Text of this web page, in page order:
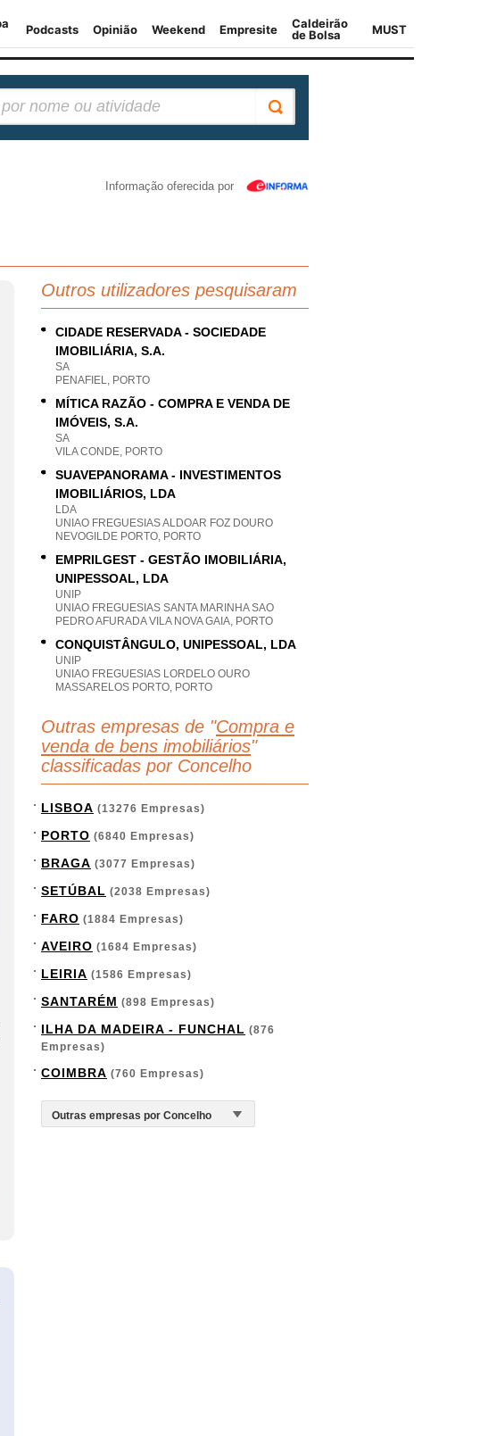
Informação oferecida por
Outros utilizadores pesquisaram
CIDADE RESERVADA - SOCIEDADE
IMOBILIÁRIA, S.A.
SA
PENAFIEL, PORTO
MÍTICA RAZÃO - COMPRA E VENDA DE
IMÓVEIS, S.A.
SA
VILA CONDE, PORTO
SUAVEPANORAMA - INVESTIMENTOS
IMOBILIÁRIOS, LDA
LDA
UNIAO FREGUESIAS ALDOAR FOZ DOURO
NEVOGILDE PORTO, PORTO
EMPRILGEST - GESTÃO IMOBILIÁRIA,
UNIPESSOAL, LDA
UNIP
UNIAO FREGUESIAS SANTA MARINHA SAO
PEDRO AFURADA VILA NOVA GAIA, PORTO
CONQUISTÂNGULO, UNIPESSOAL, LDA
UNIP
UNIAO FREGUESIAS LORDELO OURO
MASSARELOS PORTO, PORTO
Outras empresas de "Compra e
venda de bens imobiliários"
classificadas por Concelho
LISBOA (13276 Empresas)
PORTO (6840 Empresas)
BRAGA (3077 Empresas)
SETÚBAL (2038 Empresas)
FARO (1884 Empresas)
AVEIRO (1684 Empresas)
LEIRIA (1586 Empresas)
SANTARÉM (898 Empresas)
ILHA DA MADEIRA - FUNCHAL (876
Empresas)
COIMBRA (760 Empresas)